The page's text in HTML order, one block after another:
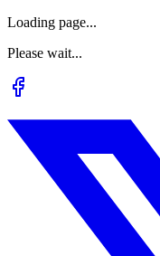
Loading page...
Please wait...